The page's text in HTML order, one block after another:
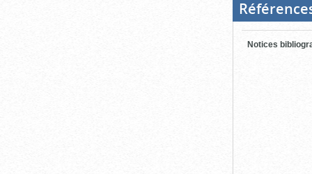
Notices